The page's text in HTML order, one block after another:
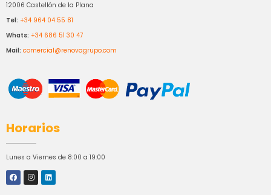
12006 Castellón de la Plana
Tel: +34 964 04 55 81
Whats: +34 686 51 30 47
Mail: comercial@renovagrupo.com
Horarios
Lunes a Viernes de 8:00 a 19:00